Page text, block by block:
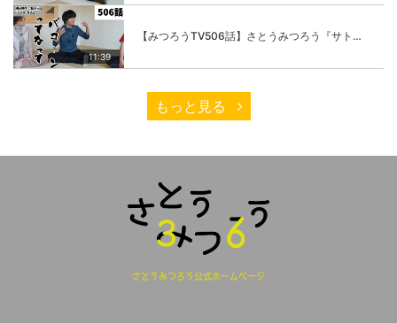
11:39
【みつろうTV506話】さとうみつろう『サトレル男塾』編②「不思議な棒をお尻に…」
もっと見る
さとうみつろう公式ホームページ